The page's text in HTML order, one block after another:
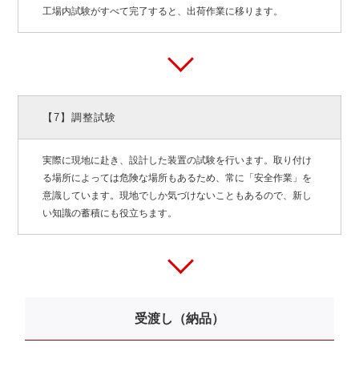
工場内試験がすべて完了すると、出荷作業に移ります。
【7】調整試験
実際に現地に赴き、設計した装置の試験を行います。取り付け
る場所によっては危険な場所もあるため、常に「安全作業」を
意識しています。現地でしか気づけないこともあるので、新し
い知識の蓄積にも役立ちます。
受渡し（納品）